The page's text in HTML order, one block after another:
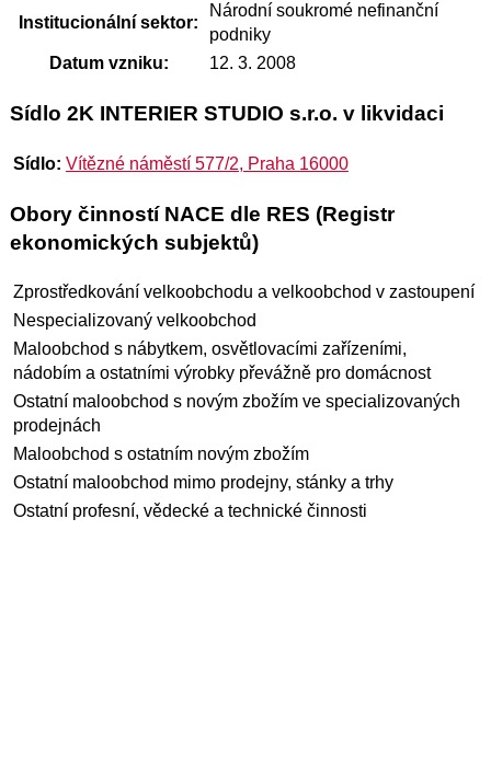
Institucionální sektor:
Národní soukromé nefinanční
podniky
Datum vzniku:
12. 3. 2008
Sídlo 2K INTERIER STUDIO s.r.o. v likvidaci
Sídlo: Vítězné náměstí 577/2, Praha 16000
Obory činností NACE dle RES (Registr
ekonomických subjektů)
Zprostředkování velkoobchodu a velkoobchod v zastoupení
Nespecializovaný velkoobchod
Maloobchod s nábytkem, osvětlovacími zařízeními,
nádobím a ostatními výrobky převážně pro domácnost
Ostatní maloobchod s novým zbožím ve specializovaných
prodejnách
Maloobchod s ostatním novým zbožím
Ostatní maloobchod mimo prodejny, stánky a trhy
Ostatní profesní, vědecké a technické činnosti